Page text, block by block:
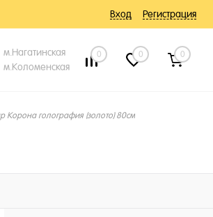
Вход Регистрация
м.Нагатинская
м.Коломенская
0 0 0
Корона голография (золото) 80см